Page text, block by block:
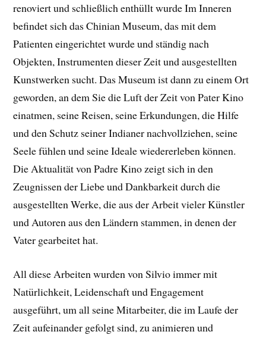
renoviert und schließlich enthüllt wurde Im Inneren
befindet sich das Chinian Museum, das mit dem
Patienten eingerichtet wurde und ständig nach
Objekten, Instrumenten dieser Zeit und ausgestellten
Kunstwerken sucht. Das Museum ist dann zu einem Ort
geworden, an dem Sie die Luft der Zeit von Pater Kino
einatmen, seine Reisen, seine Erkundungen, die Hilfe
und den Schutz seiner Indianer nachvollziehen, seine
Seele fühlen und seine Ideale wiedererleben können.
Die Aktualität von Padre Kino zeigt sich in den
Zeugnissen der Liebe und Dankbarkeit durch die
ausgestellten Werke, die aus der Arbeit vieler Künstler
und Autoren aus den Ländern stammen, in denen der
Vater gearbeitet hat.
All diese Arbeiten wurden von Silvio immer mit
Natürlichkeit, Leidenschaft und Engagement
ausgeführt, um all seine Mitarbeiter, die im Laufe der
Zeit aufeinander gefolgt sind, zu animieren und